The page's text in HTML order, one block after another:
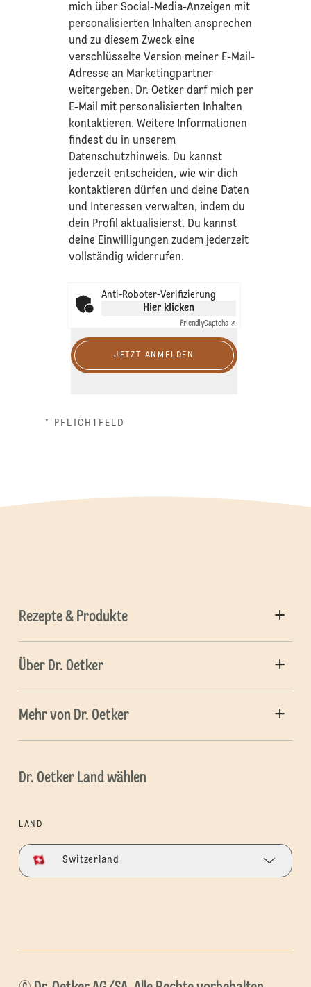
mich über Social-Media-Anzeigen mit
personalisierten Inhalten ansprechen
und zu diesem Zweck eine
verschlüsselte Version meiner E-Mail-
Adresse an Marketingpartner
weitergeben. Dr. Oetker darf mich per
E-Mail mit personalisierten Inhalten
kontaktieren. Weitere Informationen
findest du in unserem
Datenschutzhinweis. Du kannst
jederzeit entscheiden, wie wir dich
kontaktieren dürfen und deine Daten
und Interessen verwalten, indem du
dein Profil aktualisierst. Du kannst
deine Einwilligungen zudem jederzeit
vollständig widerrufen.
Anti-Roboter-Verifizierung
Hier klicken
FriendlyCaptcha ⇗
JETZT ANMELDEN
* PFLICHTFELD
Rezepte & Produkte
Über Dr. Oetker
Mehr von Dr. Oetker
Dr. Oetker Land wählen
LAND
Switzerland